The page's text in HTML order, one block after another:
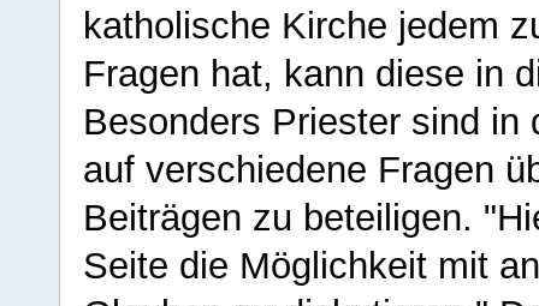
katholische Kirche jedem
Fragen hat, kann diese in
Besonders Priester sind in
auf verschiedene Fragen
Beiträgen zu beteiligen.
Seite die Möglichkeit mit